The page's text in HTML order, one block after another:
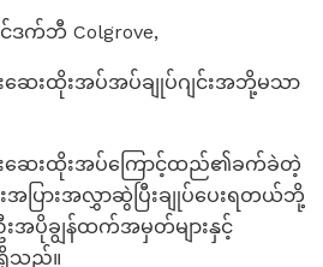
ဒက်ဘီ Colgrove,
ဆေးထိုးအပ်အပ်ချုပ်ဂျင်းအဘို့မသာ
ဆေးထိုးအပ်ကြောင့်ထည်၏ခက်ခဲတဲ့
အပြားအလွှာဆွဲပြီးချုပ်ပေးရတယ်ဘို့
အပိုချွန်ထက်အမှတ်များနှင့်
ရှိသည်။